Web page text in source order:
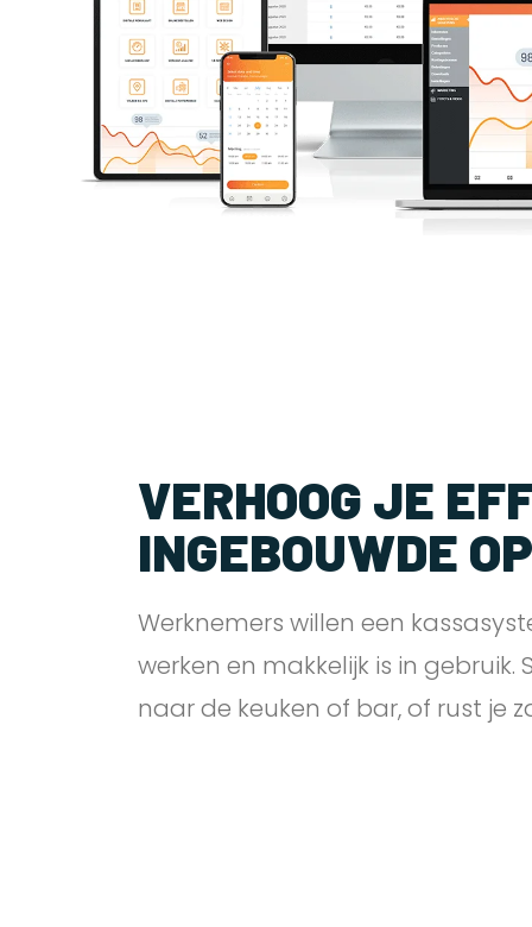
VERHOOG JE
INGEBOUWDE
Werknemers willen een
werken en makkelijk is in
naar de keuken of bar, of rust je